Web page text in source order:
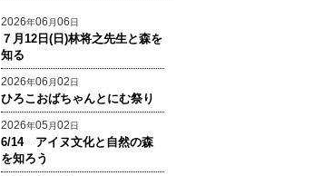
2026年06 月06日
７月12日(日)林将之先生と森を
知る
2026年06 月02日
ひろこおばちゃんとにむ祭り
2026年05 月02日
6/14 アイヌ文化と自然の森
を知ろう